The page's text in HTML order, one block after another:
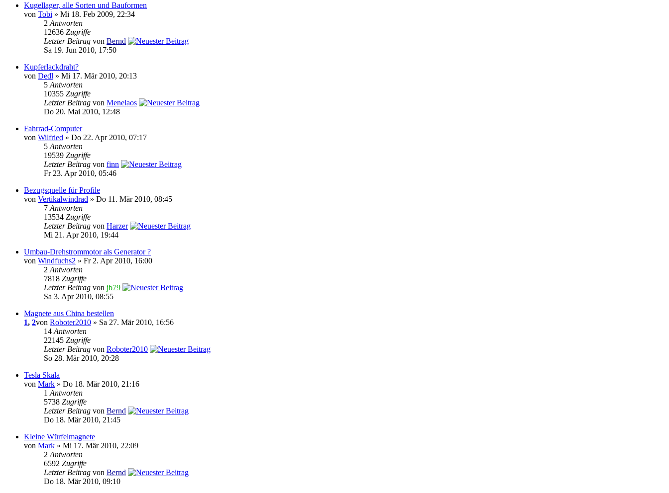
Kugellager, alle Sorten und Bauformen
von Tobi » Mi 18. Feb 2009, 22:34
2 Antworten
12636 Zugriffe
Letzter Beitrag von Bernd
Sa 19. Jun 2010, 17:50
Kupferlackdraht?
von Dedl » Mi 17. Mär 2010, 20:13
5 Antworten
10355 Zugriffe
Letzter Beitrag von Menelaos
Do 20. Mai 2010, 12:48
Fahrrad-Computer
von Wilfried » Do 22. Apr 2010, 07:17
5 Antworten
19539 Zugriffe
Letzter Beitrag von finn
Fr 23. Apr 2010, 05:46
Bezugsquelle für Profile
von Vertikalwindrad » Do 11. Mär 2010, 08:45
7 Antworten
13534 Zugriffe
Letzter Beitrag von Harzer
Mi 21. Apr 2010, 19:44
Umbau-Drehstrommotor als Generator ?
von Windfuchs2 » Fr 2. Apr 2010, 16:00
2 Antworten
7818 Zugriffe
Letzter Beitrag von jb79
Sa 3. Apr 2010, 08:55
Magnete aus China bestellen
1, 2von Roboter2010 » Sa 27. Mär 2010, 16:56
14 Antworten
22145 Zugriffe
Letzter Beitrag von Roboter2010
So 28. Mär 2010, 20:28
Tesla Skala
von Mark » Do 18. Mär 2010, 21:16
1 Antworten
5738 Zugriffe
Letzter Beitrag von Bernd
Do 18. Mär 2010, 21:45
Kleine Würfelmagnete
von Mark » Mi 17. Mär 2010, 22:09
2 Antworten
6592 Zugriffe
Letzter Beitrag von Bernd
Do 18. Mär 2010, 09:10